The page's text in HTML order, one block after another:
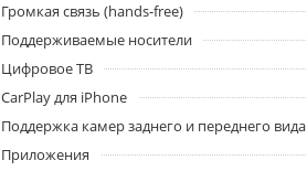
Громкая связь (hands-free)
Поддерживаемые носители
Цифровое ТВ
CarPlay для iPhone
Поддержка камер заднего и переднего вида
Приложения